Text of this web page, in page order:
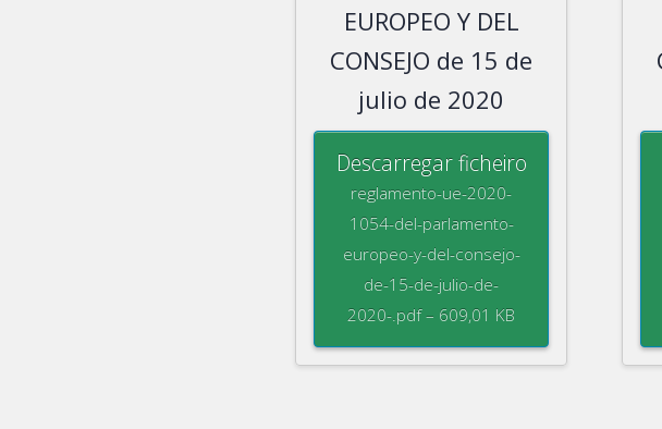
EUROPEO Y DEL
CONSEJO de 15 de
julio de 2020
Descarregar ficheiro
reglamento-ue-2020-
1054-del-parlamento-
europeo-y-del-consejo-
de-15-de-julio-de-
2020-.pdf – 609,01 KB